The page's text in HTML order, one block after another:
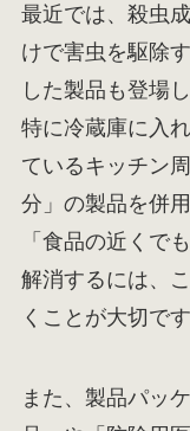
最近では、殺虫
けで害虫を駆除
した製品も登場
特に冷蔵庫に入
ているキッチン
分」の製品を併
「食品の近くで
解消するには、
くことが大切です
また、製品パッ